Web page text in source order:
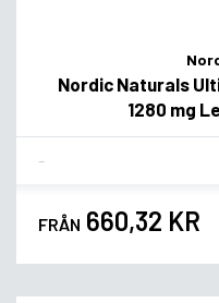
Nordic Naturals
1280 mg
FRÅN 660,32 KR